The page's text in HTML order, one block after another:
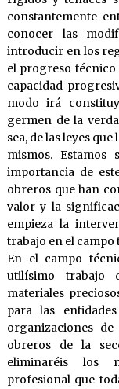
constantemente
conocer las
introducir en los
el progreso
capacidad
modo irá
germen de la
sea, de las leyes
mismos.
importancia de
obreros que han
valor y la
empieza la
trabajo en el campo
En el campo
utilísimo trabajo
materiales
para las
organizaciones
obreros de la
eliminaréis los
profesional que